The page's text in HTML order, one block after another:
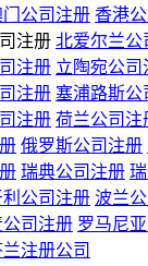
门公司注册 香港
注册 北爱尔兰公
注册 立陶宛公司
注册 塞浦路斯公
注册 荷兰公司注
俄罗斯公司注册
瑞典公司注册
公司注册 波兰
司注册 罗马尼
注册公司